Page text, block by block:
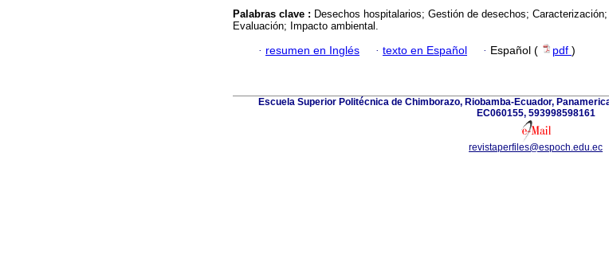
Palabras clave : Desechos hospitalarios; Gestión de desechos; Caracterización;
Evaluación; Impacto ambiental.
· resumen en Inglés · texto en Español · Español ( pdf )
Escuela Superior Politécnica de Chimborazo, Riobamba-Ecuador,
EC060155, 593998598161
revistaperfiles@espoch.edu.ec